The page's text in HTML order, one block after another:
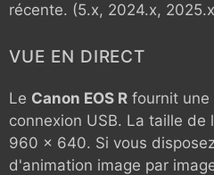
récente. (5.x, 2024.x,
VUE EN DIRECT
Le Canon EOS R fournit une
connexion USB. La taille
960 x 640. Si vous
d'animation image par